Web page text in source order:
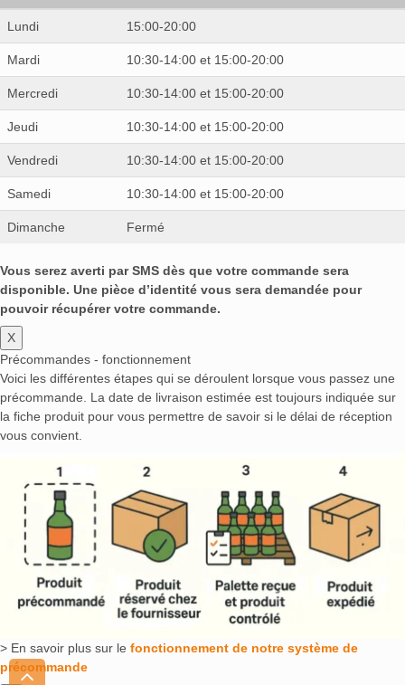
Lundi 15:00-20:00
Mardi 10:30-14:00 et 15:00-20:00
Mercredi 10:30-14:00 et 15:00-20:00
Jeudi 10:30-14:00 et 15:00-20:00
Vendredi 10:30-14:00 et 15:00-20:00
Samedi 10:30-14:00 et 15:00-20:00
Dimanche Fermé
Vous serez averti par SMS dès que votre commande sera
disponible. Une pièce d’identité vous sera demandée pour
pouvoir récupérer votre commande.
X
Précommandes - fonctionnement
Voici les différentes étapes qui se déroulent lorsque vous passez une
précommande. La date de livraison estimée est toujours indiquée sur
la fiche produit pour vous permettre de savoir si le délai de réception
vous convient.
> En savoir plus sur le fonctionnement de notre système de
précommande